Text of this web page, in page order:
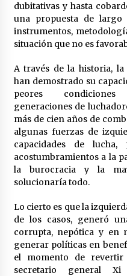
dubitativas y hasta
una propuesta de largo
instrumentos,
situación que no es
A través de la historia,
han demostrado su
peores condiciones
generaciones de
más de cien años de
algunas fuerzas de
capacidades de
acostumbramientos a la
la burocracia y la
solucionaría todo.
Lo cierto es que la
de los casos, generó
corrupta, nepótica y en
generar políticas en
el momento de
secretario general